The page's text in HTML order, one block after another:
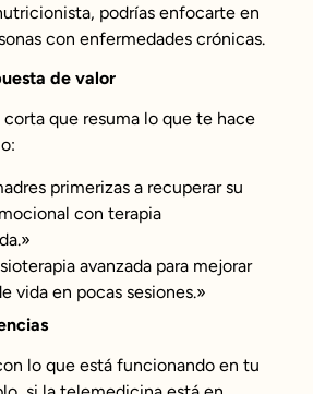
podrías enfocarte en
con enfermedades crónicas.
de valor
corta que resuma lo que te hace
primerizas a recuperar su
con terapia
avanzada para mejorar
vida en pocas sesiones.»
lo que está funcionando en tu